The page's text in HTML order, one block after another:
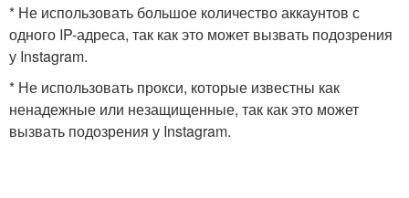
* Не использовать большое количество аккаунтов с
одного IP-адреса, так как это может вызвать подозрения
у Instagram.
* Не использовать прокси, которые известны как
ненадежные или незащищенные, так как это может
вызвать подозрения у Instagram.